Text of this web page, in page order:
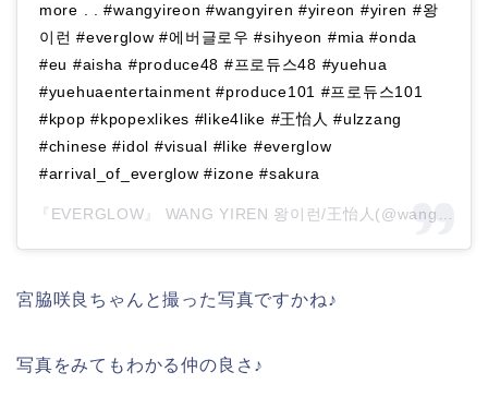
more . . #wangyireon #wangyiren #yireon #yiren #왕
이런 #everglow #에버글로우 #sihyeon #mia #onda
#eu #aisha #produce48 #프로듀스48 #yuehua
#yuehuaentertainment #produce101 #프로듀스101
#kpop #kpopexlikes #like4like #王怡人 #ulzzang
#chinese #idol #visual #like #everglow
#arrival_of_everglow #izone #sakura
宮脇咲良ちゃんと撮った写真ですかね♪
写真をみてもわかる仲の良さ♪